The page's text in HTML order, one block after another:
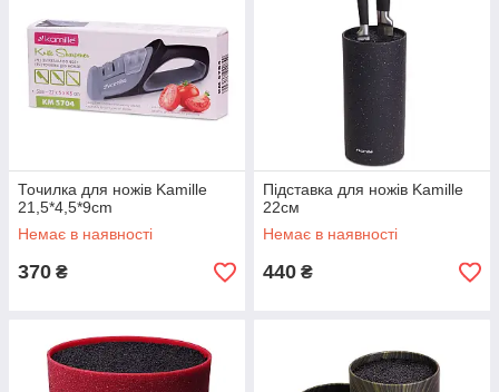
Точилка для ножів Kamille
21,5*4,5*9cm
Немає в наявності
370 ₴
Підставка для ножів Kamille
22см
Немає в наявності
440 ₴